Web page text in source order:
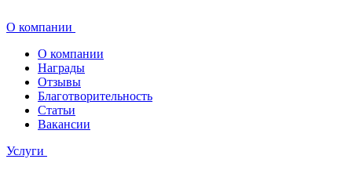
О компании
О компании
Награды
Отзывы
Благотворительность
Статьи
Вакансии
Услуги